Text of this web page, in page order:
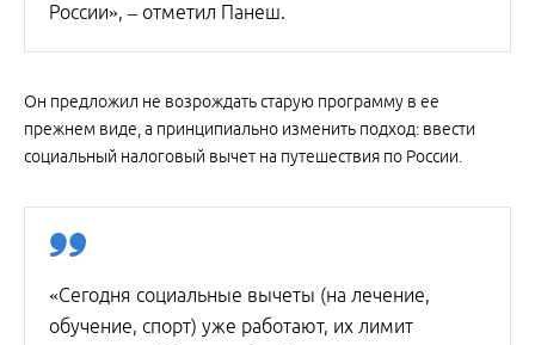
России», – отметил Панеш.
Он предложил не возрождать старую программу в ее
прежнем виде, а принципиально изменить подход: ввести
социальный налоговый вычет на путешествия по России.
«Сегодня социальные вычеты (на лечение,
обучение, спорт) уже работают, их лимит